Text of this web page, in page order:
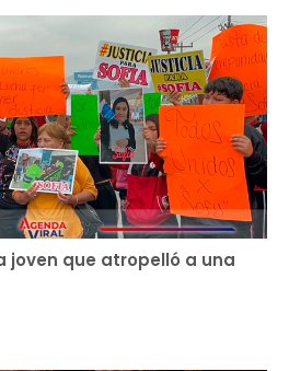
joven que atropelló a una